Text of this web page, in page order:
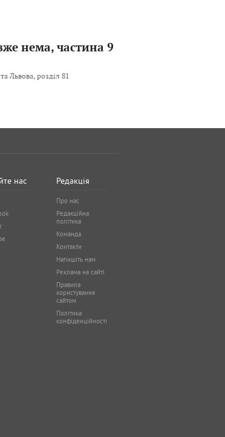
нема, частина 9
Львова, розділ 81
нас Редакція
Про нас
Редакційна
політика
Команда
Контакти
Напишіть нам
Реклама на сайті
Правила
користування
сайтом
Політика
конфіденційності